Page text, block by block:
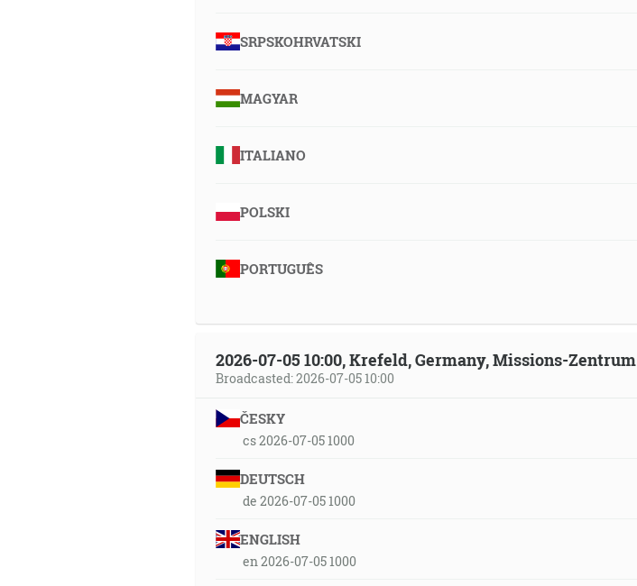
SRPSKOHRVATSKI
MAGYAR
ITALIANO
POLSKI
PORTUGUÊS
2026-07-05 10:00, Krefeld, Germany, Missions-Zentrum
Broadcasted: 2026-07-05 10:00
ČESKY
cs 2026-07-05 1000
DEUTSCH
de 2026-07-05 1000
ENGLISH
en 2026-07-05 1000